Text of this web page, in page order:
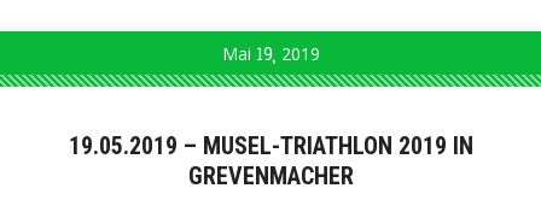
Mai 19 2019
19.05.2019 – MUSEL-TRIATHLON 2019 IN
GREVENMACHER